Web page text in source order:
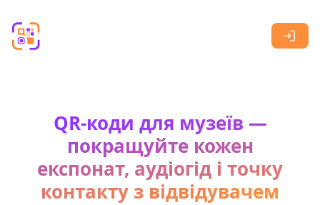
QR-коди для музеїв —
покращуйте кожен
експонат, аудіогід і точку
контакту з відвідувачем